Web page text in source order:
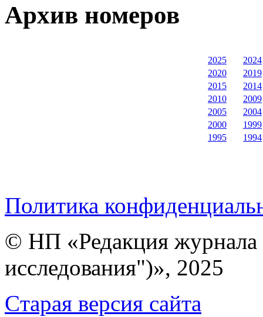
Архив номеров
2025
2024
2020
2019
2015
2014
2010
2009
2005
2004
2000
1999
1995
1994
Политика
© НП «Редакция
исследования")», 2025
Cтарая версия сайта